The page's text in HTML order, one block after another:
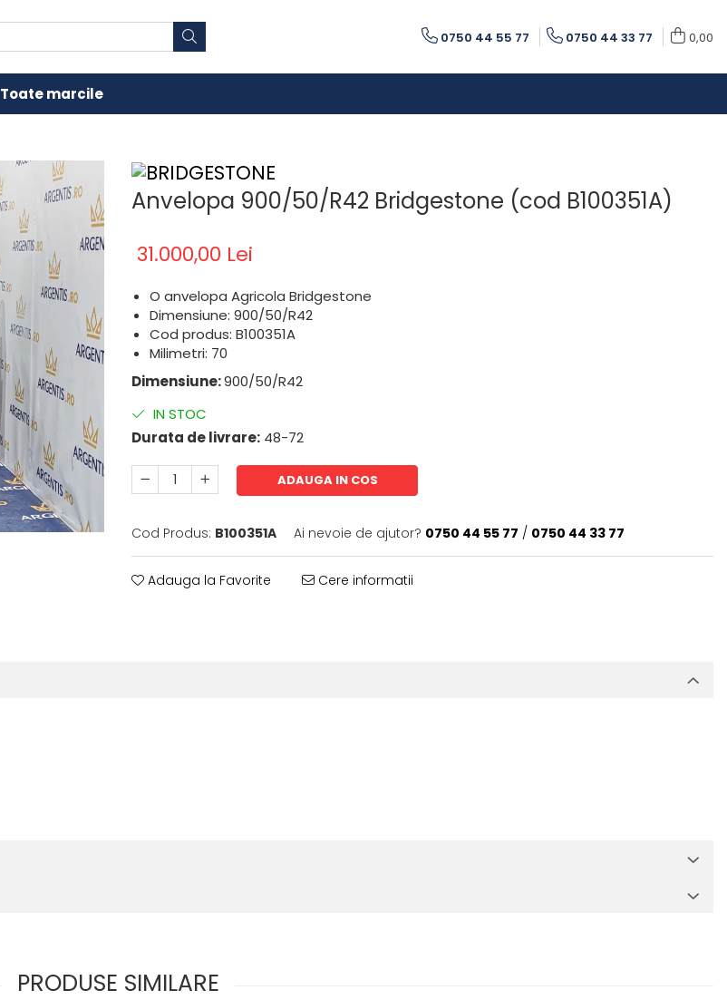
0750 44 55 77 0750 44 33 77 0,00
Toate marcile
Anvelopa 900/50/R42 Bridgestone (cod B100351A)
31.000,00 Lei
O anvelopa Agricola Bridgestone
Dimensiune: 900/50/R42
Cod produs: B100351A
Milimetri: 70
Dimensiune:900/50/R42
IN STOC
Durata de livrare: 48-72
ADAUGA IN COS
Cod Produs: B100351A Ai nevoie de ajutor? 0750 44 55 77 / 0750 44 33 77
Adauga la Favorite Cere informatii
PRODUSE SIMILARE